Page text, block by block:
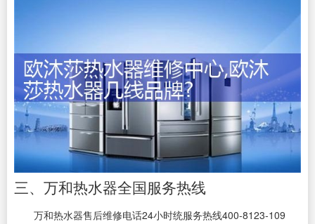
三、万和热水器全国服务热线
万和热水器售后维修电话24小时统服务热线400-8123-109